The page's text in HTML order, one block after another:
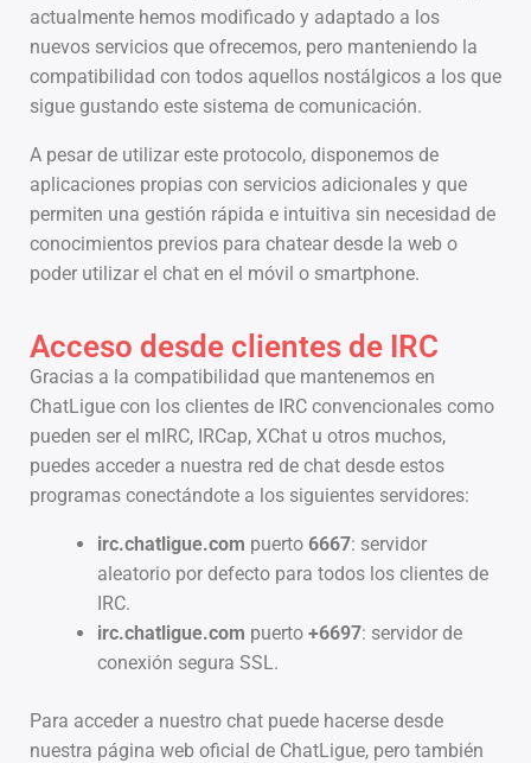
actualmente hemos modificado y adaptado a los
nuevos servicios que ofrecemos, pero manteniendo la
compatibilidad con todos aquellos nostálgicos a los que
sigue gustando este sistema de comunicación.
A pesar de utilizar este protocolo, disponemos de
aplicaciones propias con servicios adicionales y que
permiten una gestión rápida e intuitiva sin necesidad de
conocimientos previos para chatear desde la web o
poder utilizar el chat en el móvil o smartphone.
Acceso desde clientes de IRC
Gracias a la compatibilidad que mantenemos en
ChatLigue con los clientes de IRC convencionales como
pueden ser el mIRC, IRCap, XChat u otros muchos,
puedes acceder a nuestra red de chat desde estos
programas conectándote a los siguientes servidores:
irc.chatligue.com puerto 6667: servidor
aleatorio por defecto para todos los clientes de
IRC.
irc.chatligue.com puerto +6697: servidor de
conexión segura SSL.
Para acceder a nuestro chat puede hacerse desde
nuestra página web oficial de ChatLigue, pero también